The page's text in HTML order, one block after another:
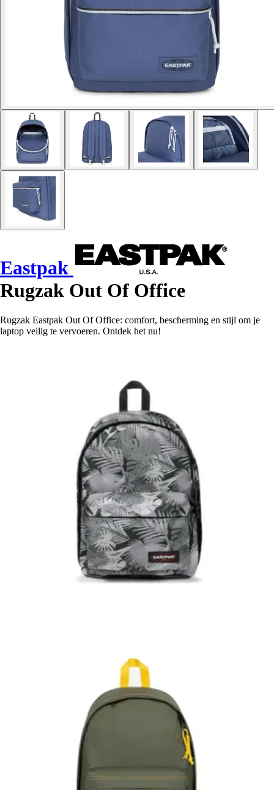
Eastpak
Rugzak Out Of Office
Rugzak Eastpak Out Of Office: comfort, bescherming en stijl om je
laptop veilig te vervoeren. Ontdek het nu!